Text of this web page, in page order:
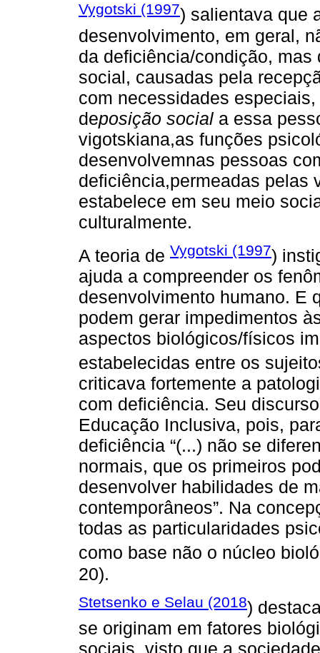
Vygotski (1997) salientava que
desenvolvimento, em geral,
da deficiência/condição,
social, causadas pela
com necessidades
deposição social a essa
vigotskiana,as funções
desenvolvemnas pessoas
deficiência,permeadas pelas
estabelece em seu meio
culturalmente.
A teoria de Vygotski (1997)
ajuda a compreender os
desenvolvimento humano. E
podem gerar impedimentos
aspectos biológicos/físicos
estabelecidas entre os
criticava fortemente a
com deficiência. Seu
Educação Inclusiva, pois,
deficiência “(...) não se
normais, que os primeiros
desenvolver habilidades de
contemporâneos”. Na
todas as particularidades
como base não o núcleo
20).
Stetsenko e Selau (2018)
se originam em fatores
sociais, visto que a